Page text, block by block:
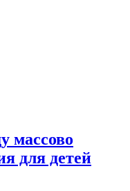
массово
для детей